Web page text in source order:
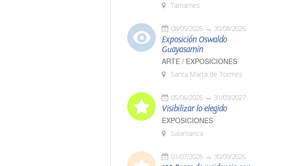
Tamames
08/05/2026 30/08/2026
Exposición Oswaldo
Guayasamín
ARTE / EXPOSICIONES
Santa Marta de Tormes
05/06/2026 31/03/2027
Visibilizar lo elegido
EXPOSICIONES
Salamanca
01/07/2026 30/09/2026